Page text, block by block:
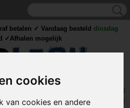
cookies
van cookies en andere
UW WINKELWAGEN
Geen producten
(0)
betalen ✓ Vandaag besteld dinsdag
✓Afhalen mogelijk